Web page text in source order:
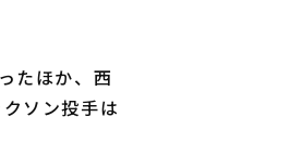
たほか、西
ソン投手は